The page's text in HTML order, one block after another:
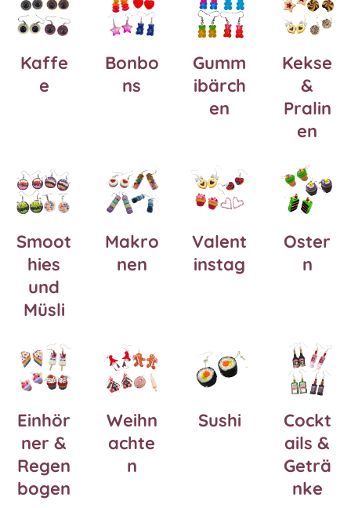
Kaffe
e
Bonbo
ns
Gumm
ibärch
en
Kekse
&
Pralin
en
Smoot
hies
und
Müsli
Makro
nen
Valent
instag
Oster
n
Einhör
ner &
Regen
bogen
Weihn
achte
n
Sushi
Cockt
ails &
Geträ
nke